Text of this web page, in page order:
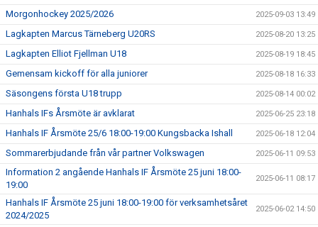
Morgonhockey 2025/2026 2025-09-03 13:49
Lagkapten Marcus Tärneberg U20RS 2025-08-20 13:25
Lagkapten Elliot Fjellman U18 2025-08-19 18:45
Gemensam kickoff för alla juniorer 2025-08-18 16:33
Säsongens första U18 trupp 2025-08-14 00:02
Hanhals IFs Årsmöte är avklarat 2025-06-25 23:18
Hanhals IF Årsmöte 25/6 18:00-19:00 Kungsbacka Ishall 2025-06-18 12:04
Sommarerbjudande från vår partner Volkswagen 2025-06-11 09:53
Information 2 angående Hanhals IF Årsmöte 25 juni 18:00-
19:00
2025-06-11 08:17
Hanhals IF Årsmöte 25 juni 18:00-19:00 för verksamhetsåret
2024/2025
2025-06-02 14:50